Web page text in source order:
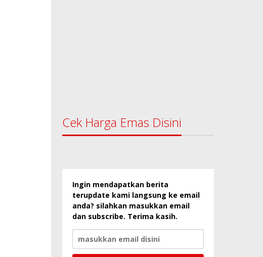
Cek Harga Emas Disini
Ingin mendapatkan berita
terupdate kami langsung ke email
anda? silahkan masukkan email
dan subscribe. Terima kasih.